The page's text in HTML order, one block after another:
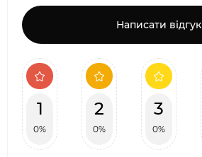
Написати відгук
1
0%
2
0%
3
0%